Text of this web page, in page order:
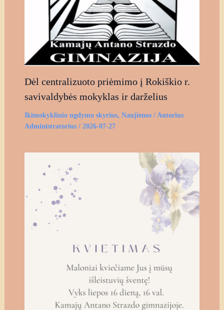
Dėl centralizuoto priėmimo į Rokiškio r.
savivaldybės mokyklas ir darželius
Ikimokyklinio ugdymo skyrius, Naujienos/ Autorius
Administratorius / 2026-07-27